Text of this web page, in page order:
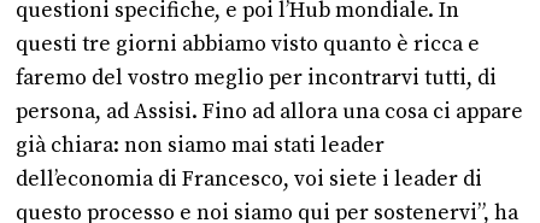
questioni specifiche, e poi l’Hub mondiale. In
questi tre giorni abbiamo visto quanto è ricca e
faremo del vostro meglio per incontrarvi tutti, di
persona, ad Assisi. Fino ad allora una cosa ci appare
già chiara: non siamo mai stati leader
dell’economia di Francesco, voi siete i leader di
questo processo e noi siamo qui per sostenervi”, ha